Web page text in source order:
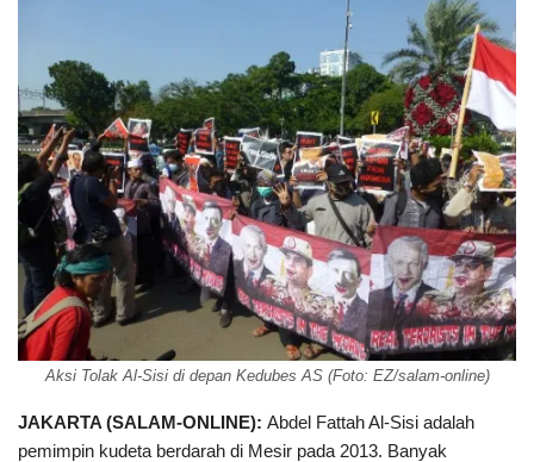
Aksi Tolak Al-Sisi di depan Kedubes AS (Foto: EZ/salam-online)
JAKARTA (SALAM-ONLINE): Abdel Fattah Al-Sisi adalah
pemimpin kudeta berdarah di Mesir pada 2013. Banyak